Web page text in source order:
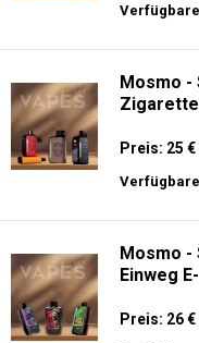
Mosmo -
Preis: 25 €
Mosmo -
Einweg
Preis: 26 €